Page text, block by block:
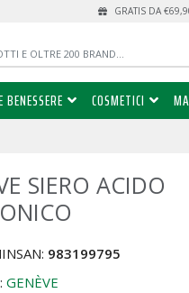
GRATIS DA
COSMETICI
SIERO ACIDO
983199795
GENÈVE